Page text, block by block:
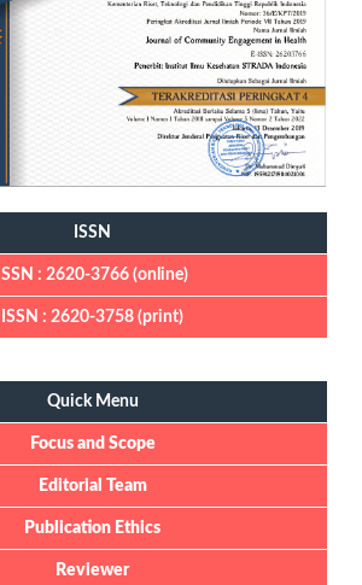
ISSN
ISSN : 2620-3766 (online)
ISSN : 2620-3758 (print)
Quick Menu
Focus and Scope
Editorial Team
Publication Ethics
Reviewer